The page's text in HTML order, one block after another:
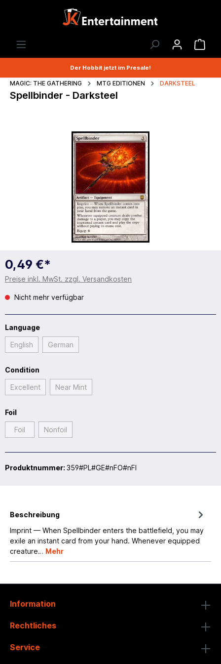
Der Hobbit jetzt im Presale!
MAGIC: THE GATHERING MTG EDITIONEN DARKSTEEL
Spellbinder - Darksteel
0,49 €*
Preise inkl. MwSt. zzgl. Versandkosten
Nicht mehr verfügbar
Language
English German
Condition
Excellent Near Mint
Foil
Foil Nonfoil
Produktnummer: 359#PL#GE#nFO#nFI
Beschreibung
Imprint — When Spellbinder enters the battlefield, you may
exile an instant card from your hand. Whenever equipped
creature… Mehr
Information
Rechtliches
Service